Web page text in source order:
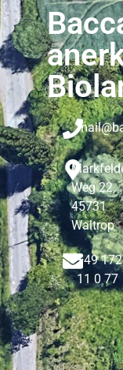
Weg 22,
45731
Waltrop
+49
11 0 77